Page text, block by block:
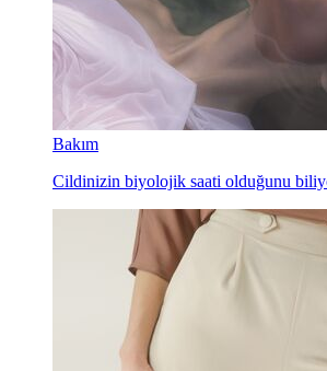
Bakım
Cildinizin biyolojik saati olduğunu